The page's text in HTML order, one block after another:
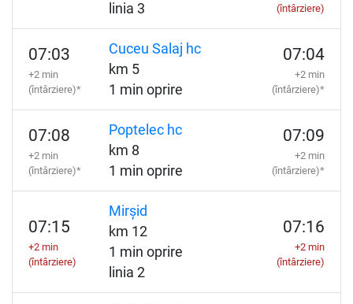
linia 3
(întârziere)
07:03
+2 min
(întârziere)*
Cuceu Salaj hc
km 5
1 min oprire
07:04
+2 min
(întârziere)*
07:08
+2 min
(întârziere)*
Poptelec hc
km 8
1 min oprire
07:09
+2 min
(întârziere)*
07:15
+2 min
(întârziere)
Mirșid
km 12
1 min oprire
linia 2
07:16
+2 min
(întârziere)